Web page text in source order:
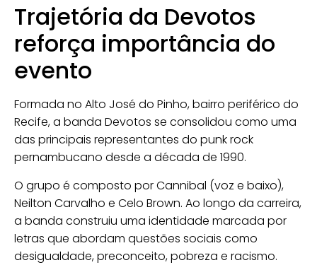
Trajetória da Devotos
reforça importância do
evento
Formada no Alto José do Pinho, bairro periférico do
Recife, a banda Devotos se consolidou como uma
das principais representantes do punk rock
pernambucano desde a década de 1990.
O grupo é composto porCannibal (voz e baixo),
Neilton Carvalho e Celo Brown. Ao longo da carreira,
a banda construiu uma identidade marcada por
letras que abordam questões sociais como
desigualdade, preconceito, pobreza e racismo.